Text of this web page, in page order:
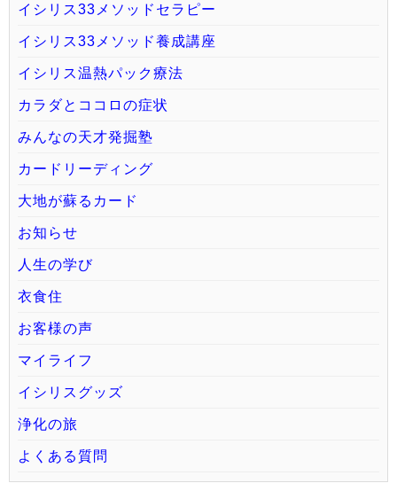
イシリス33メソッドセラピー
イシリス33メソッド養成講座
イシリス温熱パック療法
カラダとココロの症状
みんなの天才発掘塾
カードリーディング
大地が蘇るカード
お知らせ
人生の学び
衣食住
お客様の声
マイライフ
イシリスグッズ
浄化の旅
よくある質問